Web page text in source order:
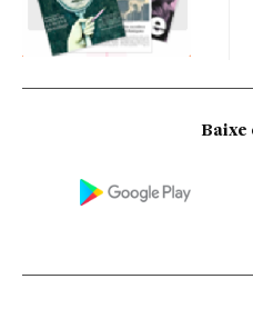
Baixe